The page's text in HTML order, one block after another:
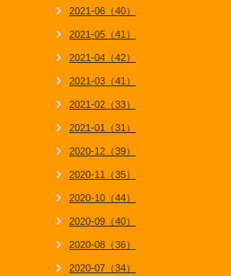
2021-06（40）
2021-05（41）
2021-04（42）
2021-03（41）
2021-02（33）
2021-01（31）
2020-12（39）
2020-11（35）
2020-10（44）
2020-09（40）
2020-08（36）
2020-07（34）